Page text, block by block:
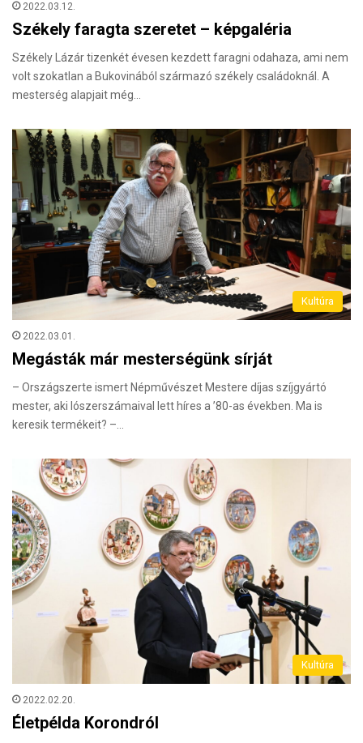
2022.03.12.
Székely faragta szeretet – képgaléria
Székely Lázár tizenkét évesen kezdett faragni odahaza, ami nem
volt szokatlan a Bukovinából származó székely családoknál. A
mesterség alapjait még…
Kultúra
2022.03.01.
Megásták már mesterségünk sírját
– Országszerte ismert Népművészet Mestere díjas szíjgyártó
mester, aki lószerszámaival lett híres a ’80-as években. Ma is
keresik termékeit? –…
Kultúra
2022.02.20.
Életpélda Korondról